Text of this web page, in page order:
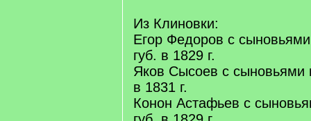
Из Клиновки:
Егор Федоров с
губ. в 1829 г.
Яков Сысоев с сыновьями
в 1831 г.
Конон Астафьев с